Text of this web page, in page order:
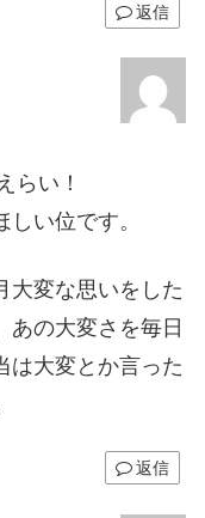
返信
らい！
い位です。
大変な思いをした
あの大変さを毎日
は大変とか言った
返信